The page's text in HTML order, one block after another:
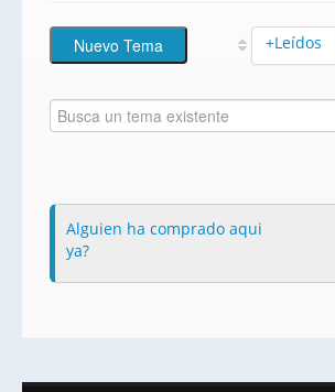
+Leídos
Alguien ha comprado aqui
ya?